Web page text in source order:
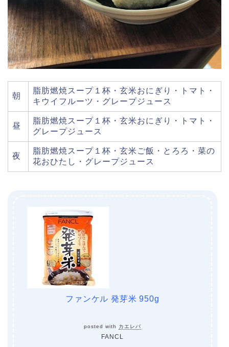
朝
脂肪燃焼スープ１杯・玄米おにぎり・トマト・
キウイフルーツ・グレープジュース
昼
脂肪燃焼スープ１杯・玄米おにぎり・トマト・
グレープジュース
夜
脂肪燃焼スープ１杯・玄米ご飯・とろろ・菜の
花おひたし・グレープジュース
ファンケル 発芽米 950g
posted with カエレバ
FANCL